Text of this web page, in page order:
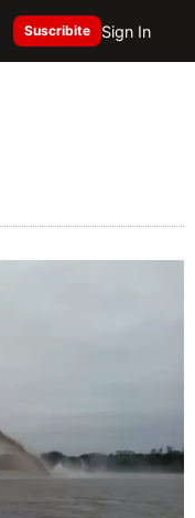
Suscribite Sign In